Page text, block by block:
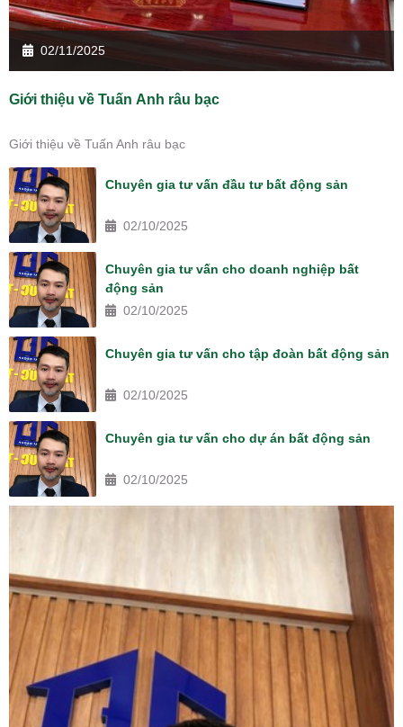
02/11/2025
Giới thiệu về Tuấn Anh râu bạc
Giới thiệu về Tuấn Anh râu bạc
Chuyên gia tư vấn đầu tư bất động sản
02/10/2025
Chuyên gia tư vấn cho doanh nghiệp bất
động sản
02/10/2025
Chuyên gia tư vấn cho tập đoàn bất động sản
02/10/2025
Chuyên gia tư vấn cho dự án bất động sản
02/10/2025